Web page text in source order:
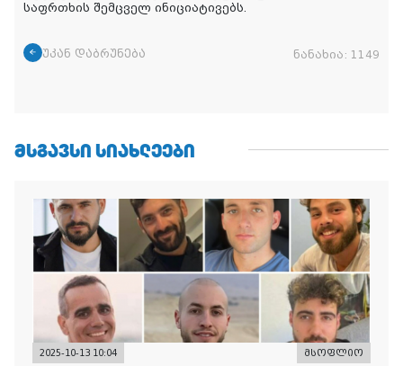
საფრთხის შემცველ ინიციატივებს.
უკან დაბრუნება ნანახია: 1149
ᲛᲡᲒᲐᲕᲡᲘ ᲡᲘᲐᲮᲚᲔᲔᲑᲘ
2025-10-13 10:04 მსოფლიო